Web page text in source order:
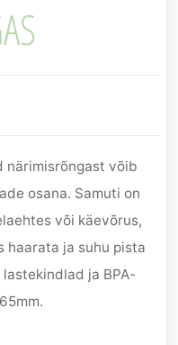
närimisrõngast võib
osana. Samuti on
või käevõrus,
haarata ja suhu pista
ja BPA-